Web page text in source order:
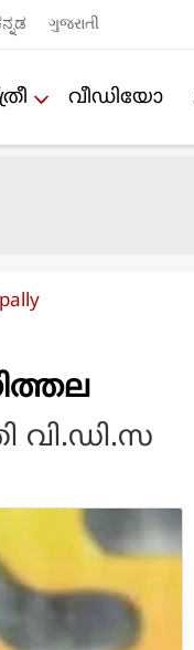
ગુજરાતી
വീഡിയോ
വി.ഡി.സ